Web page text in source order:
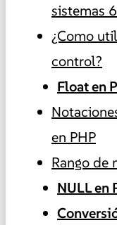
sistemas
¿Como
control?
Float en
en PHP
Rango de
NULL en